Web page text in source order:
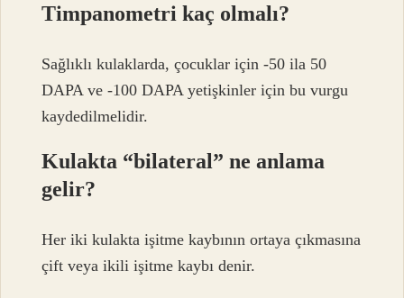
Timpanometri kaç olmalı?
Sağlıklı kulaklarda, çocuklar için -50 ila 50
DAPA ve -100 DAPA yetişkinler için bu vurgu
kaydedilmelidir.
Kulakta “bilateral” ne anlama
gelir?
Her iki kulakta işitme kaybının ortaya çıkmasına
çift veya ikili işitme kaybı denir.